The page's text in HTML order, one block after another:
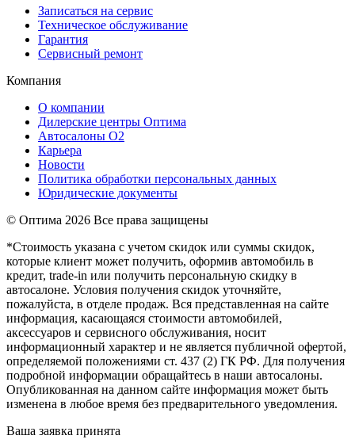
Записаться на сервис
Техническое обслуживание
Гарантия
Сервисный ремонт
Компания
О компании
Дилерские центры Оптима
Автосалоны О2
Карьера
Новости
Политика обработки персональных данных
Юридические документы
© Оптима 2026 Все права защищены
*Стоимость указана с учетом скидок или суммы скидок,
которые клиент может получить, оформив автомобиль в
кредит, trade-in или получить персональную скидку в
автосалоне. Условия получения скидок уточняйте,
пожалуйста, в отделе продаж. Вся представленная на сайте
информация, касающаяся стоимости автомобилей,
аксессуаров и сервисного обслуживания, носит
информационный характер и не является публичной офертой,
определяемой положениями ст. 437 (2) ГК РФ. Для получения
подробной информации обращайтесь в наши автосалоны.
Опубликованная на данном сайте информация может быть
изменена в любое время без предварительного уведомления.
Ваша заявка принята